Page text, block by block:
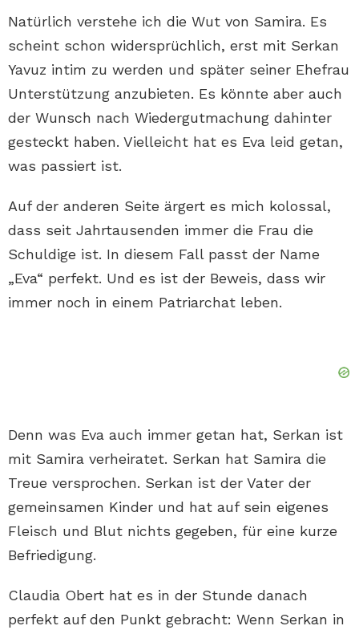
Natürlich verstehe ich die Wut von Samira. Es
scheint schon widersprüchlich, erst mit Serkan
Yavuz intim zu werden und später seiner Ehefrau
Unterstützung anzubieten. Es könnte aber auch
der Wunsch nach Wiedergutmachung dahinter
gesteckt haben. Vielleicht hat es Eva leid getan,
was passiert ist.
Auf der anderen Seite ärgert es mich kolossal,
dass seit Jahrtausenden immer die Frau die
Schuldige ist. In diesem Fall passt der Name
„Eva“ perfekt. Und es ist der Beweis, dass wir
immer noch in einem Patriarchat leben.
Denn was Eva auch immer getan hat, Serkan ist
mit Samira verheiratet. Serkan hat Samira die
Treue versprochen. Serkan ist der Vater der
gemeinsamen Kinder und hat auf sein eigenes
Fleisch und Blut nichts gegeben, für eine kurze
Befriedigung.
Claudia Obert hat es in der Stunde danach
perfekt auf den Punkt gebracht: Wenn Serkan in